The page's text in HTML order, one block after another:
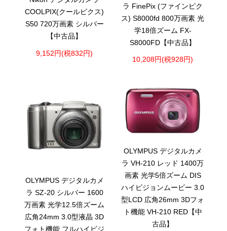
COOLPIX(クールピクス)
S50 720万画素 シルバー
【中古品】
9,152円(税832円)
ラ FinePix (ファインピク
ス) S8000fd 800万画素 光
学18倍ズーム FX-
S8000FD【中古品】
10,208円(税928円)
OLYMPUS デジタルカメ
ラ SZ-20 シルバー 1600
万画素 光学12.5倍ズーム
広角24mm 3.0型液晶 3D
フォト機能 フルハイビジ
OLYMPUS デジタルカメ
ラ VH-210 レッド 1400万
画素 光学5倍ズーム DIS
ハイビジョンムービー 3.0
型LCD 広角26mm 3Dフォ
ト機能 VH-210 RED【中
古品】